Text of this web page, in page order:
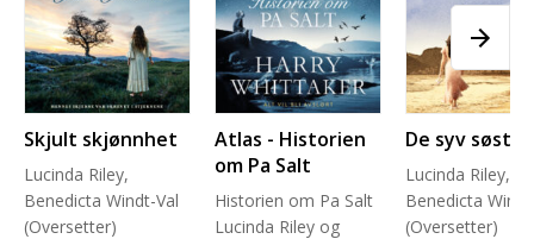
Skjult skjønnhet
Lucinda Riley,
Benedicta Windt-Val
(Oversetter)
Atlas - Historien
om Pa Salt
Historien om Pa Salt
Lucinda Riley og
De syv søstre
Lucinda Riley,
Benedicta
(Oversetter)